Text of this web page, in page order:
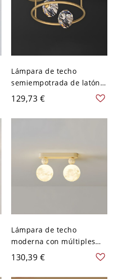
Lámpara de techo
semiempotrada de latón
geométrico con pantallas
de cristal - 110 A 120 V 2
129,73 €
Lámpara de techo
moderna con múltiples
globos geométricos
semiempotrada con
brazos dorados ajustables
130,39 €